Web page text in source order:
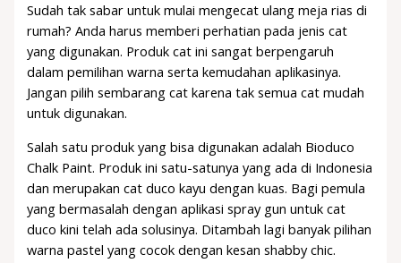
Sudah tak sabar untuk mulai mengecat ulang meja rias di
rumah? Anda harus memberi perhatian pada jenis cat
yang digunakan. Produk cat ini sangat berpengaruh
dalam pemilihan warna serta kemudahan aplikasinya.
Jangan pilih sembarang cat karena tak semua cat mudah
untuk digunakan.
Salah satu produk yang bisa digunakan adalah Bioduco
Chalk Paint. Produk ini satu-satunya yang ada di Indonesia
dan merupakan cat duco kayu dengan kuas. Bagi pemula
yang bermasalah dengan aplikasi spray gun untuk cat
duco kini telah ada solusinya. Ditambah lagi banyak pilihan
warna pastel yang cocok dengan kesan shabby chic.